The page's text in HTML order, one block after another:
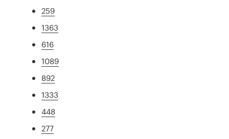
259
1363
616
1089
892
1333
448
277